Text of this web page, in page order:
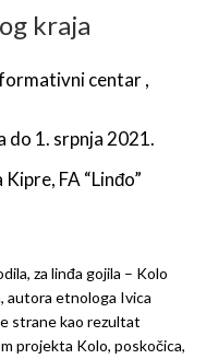
kraja
centar ,
do 1. srpnja 2021.
FA “Linđo”
za linđa gojila – Kolo
autora etnologa Ivica
strane kao rezultat
projekta Kolo, poskočica,